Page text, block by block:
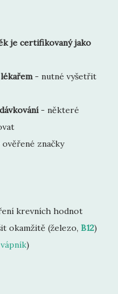
je certifikovaný jako
- nutné vyšetřit
- některé
značky
krevních hodnot
okamžitě (železo, B12)
vápník)